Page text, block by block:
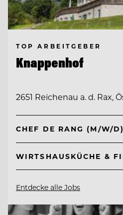
TOP ARBEITGEBER
Knappenhof
2651 Reichenau a. d. Rax,
CHEF DE RANG (M/W/
WIRTSHAUSKÜCHE &
Entdecke alle Jobs